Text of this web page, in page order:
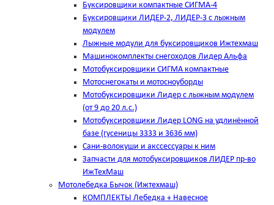
Буксировщики компактные СИГМА-4
Буксировщики ЛИДЕР-2, ЛИДЕР-3 c лыжным
модулем
Лыжные модули для буксировщиков Ижтехмаш
Машинокомплекты снегоходов Лидер Альфа
Мотобуксировщики СИГМА компактные
Мотоснегокаты и мотосноуборды
Мотобуксировщики Лидер с лыжным модулем
(от 9 до 20 л.с.)
Мотобуксировщики Лидер LONG на удлинённой
базе (гусеницы 3333 и 3636 мм)
Сани-волокуши и акссессуары к ним
Запчасти для мотобуксировщиков ЛИДЕР пр-во
ИжТехМаш
Мотолебедка Бычок (Ижтехмаш)
КОМПЛЕКТЫ Лебедка + Навесное